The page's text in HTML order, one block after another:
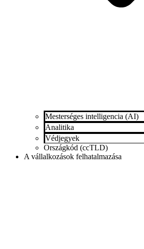
Mesterséges intelligencia (AI)
Analitika
Védjegyek
Országkód (ccTLD)
A vállalkozások felhatalmazása